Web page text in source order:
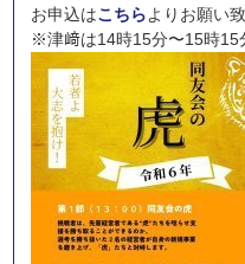
お申込はこちらよりお願い
※津﨑は14時15分〜15時15